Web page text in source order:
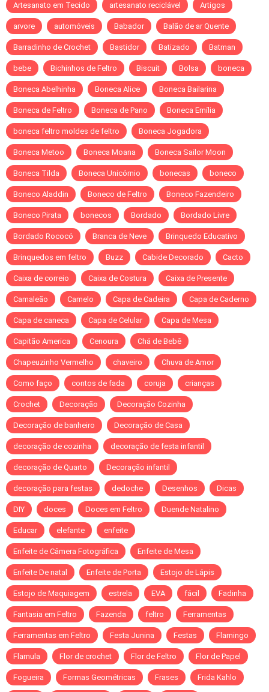
Artesanato em Tecido artesanato reciclável Artigos
arvore automóveis Babador Balão de ar Quente
Barradinho de Crochet Bastidor Batizado Batman
bebe Bichinhos de Feltro Biscuit Bolsa boneca
Boneca Abelhinha Boneca Alice Boneca Bailarina
Boneca de Feltro Boneca de Pano Boneca Emília
boneca feltro moldes de feltro Boneca Jogadora
Boneca Metoo Boneca Moana Boneca Sailor Moon
Boneca Tilda Boneca Unicórnio bonecas boneco
Boneco Aladdin Boneco de Feltro Boneco Fazendeiro
Boneco Pirata bonecos Bordado Bordado Livre
Bordado Rococó Branca de Neve Brinquedo Educativo
Brinquedos em feltro Buzz Cabide Decorado Cacto
Caixa de correio Caixa de Costura Caixa de Presente
Camaleão Camelo Capa de Cadeira Capa de Caderno
Capa de caneca Capa de Celular Capa de Mesa
Capitão America Cenoura Chá de Bebê
Chapeuzinho Vermelho chaveiro Chuva de Amor
Como faço contos de fada coruja crianças
Crochet Decoração Decoração Cozinha
Decoração de banheiro Decoração de Casa
decoração de cozinha decoração de festa infantil
decoração de Quarto Decoração infantil
decoração para festas dedoche Desenhos Dicas
DIY doces Doces em Feltro Duende Natalino
Educar elefante enfeite
Enfeite de Câmera Fotográfica Enfeite de Mesa
Enfeite De natal Enfeite de Porta Estojo de Lápis
Estojo de Maquiagem estrela EVA fácil Fadinha
Fantasia em Feltro Fazenda feltro Ferramentas
Ferramentas em Feltro Festa Junina Festas Flamingo
Flamula Flor de crochet Flor de Feltro Flor de Papel
Fogueira Formas Geométricas Frases Frida Kahlo